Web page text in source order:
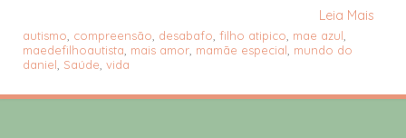
Leia Mais
autismo, compreensão, desabafo, filho atipico, mae azul,
maedefilhoautista, mais amor, mamãe especial, mundo do
daniel, Saúde, vida